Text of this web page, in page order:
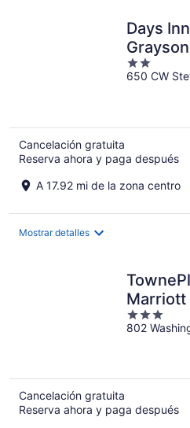
Days
Grayson
2
out
650 CW
Cancelación gratuita
Reserva ahora y paga después
A 17.92 mi de la zona centro
Mostrar detalles
Marriott
3
out
802
Cancelación gratuita
Reserva ahora y paga después